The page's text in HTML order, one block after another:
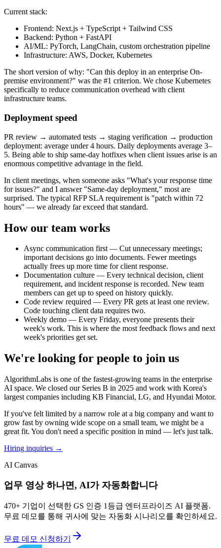
Current stack:
Frontend: Next.js + TypeScript + Tailwind CSS
Backend: Python + FastAPI
AI/ML: PyTorch, LangChain, custom orchestration pipeline
Infrastructure: AWS, Docker, Kubernetes
The short version of why: "Can this deploy in an enterprise On-
premise environment?" was the #1 criterion. We chose Kubernetes
specifically to reduce communication overhead with client
infrastructure teams.
Deployment speed
PR review → automated tests → staging verification → production
deployment: average under 4 hours. Daily deployments average 3–
5. Being able to ship same-day hotfixes when client issues arise is an
enormous competitive advantage in the field.
In client meetings, when someone asks "What's your response time
for issues?" and I answer "Same-day deployment," most are
surprised. The typical RFP SLA requirement is "patch within 72
hours" — we already far exceed that standard.
How our team works
Async communication first — Cut unnecessary meetings;
important decisions go into documents. Fewer meetings
actually frees up more time for client response.
Documentation culture — Every technical decision, client
requirement, and incident response is recorded. New team
members can get up to speed on history quickly.
Code review required — Every PR gets at least one review.
Code touching client data requires two.
Weekly demo — Every Friday, everyone presents their
week's work. This is where the most feedback flows and next
week's priorities get set.
We're looking for people to join us
AlgorithmLabs is one of the fastest-growing teams in the enterprise
AI space. We closed our Series B in 2025 and work with Korea's
largest companies including KB Financial, LG, and Hyundai Motor.
If you've felt limited by a narrow role at a big company and want to
grow fast by owning wide scope on a small team, we might be a
great fit. You don't need a specific position in mind — let's just talk.
Hiring inquiries →
AI Canvas
업무 영상 하나면, AI가 자동화합니다
470+ 기업이 선택한 GS 인증 1등급 엔터프라이즈 AI 플랫폼.
무료 데모를 통해 귀사에 맞는 자동화 시나리오를 확인하세요.
무료 데모 신청하기